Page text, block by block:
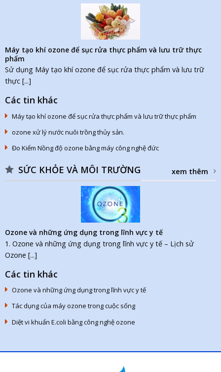
Máy tạo khí ozone để sục rửa thực phẩm và lưu trữ thực
phẩm
Sử dụng Máy tạo khí ozone để sục rửa thực phẩm và lưu trữ
thực [...]
Các tin khác
Máy tạo khí ozone để sục rửa thực phẩm và lưu trữ thực phẩm
ozone xử lý nước nuôi trồng thủy sản.
Đo Kiểm Nồng độ ozone bằng máy công nghệ đức
SỨC KHỎE VÀ MÔI TRƯỜNG xem thêm
Ozone và những ứng dụng trong lĩnh vực y tế
1. Ozone và những ứng dụng trong lĩnh vực y tế – Lịch sử
Ozone [...]
Các tin khác
Ozone và những ứng dụng trong lĩnh vực y tế
Tác dụng của máy ozone trong cuộc sống
Diệt vi khuẩn E.coli bằng công nghệ ozone